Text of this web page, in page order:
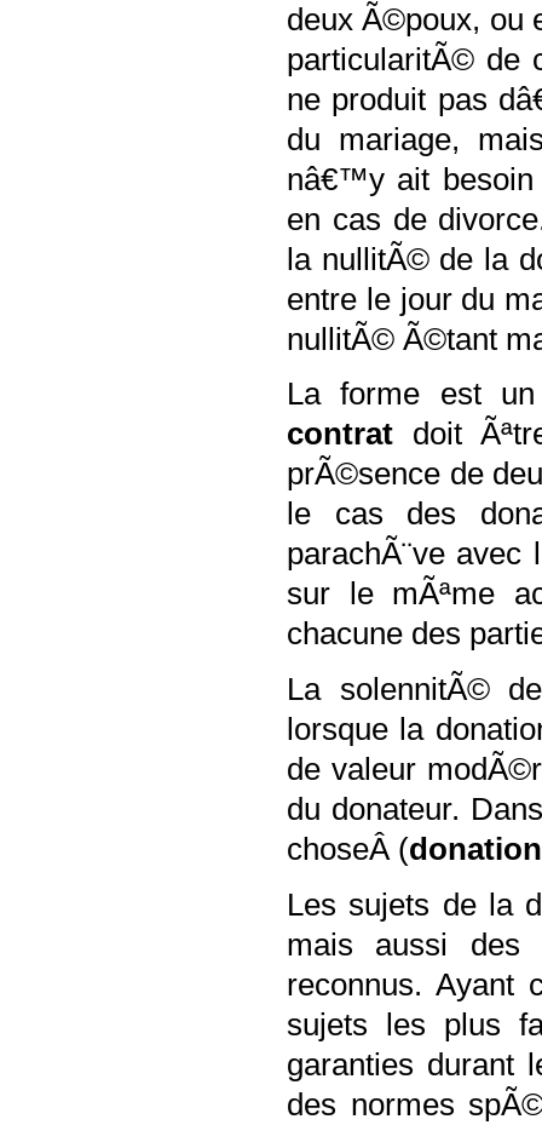
deux Ã©poux, ou
particularitÃ© de
ne produit pas
du mariage,
nâ€™y ait
en cas de
la nullitÃ© de la
entre le jour du
nullitÃ© Ã©tant
La forme est
contrat doit
prÃ©sence de
le cas des
parachÃ¨ve avec
sur le mÃªme
chacune des
La solennitÃ©
lorsque la
de valeur
du donateur.
choseÂ (
Les sujets de la
mais aussi des
reconnus. Ayant
sujets les plus
garanties durant
des normes